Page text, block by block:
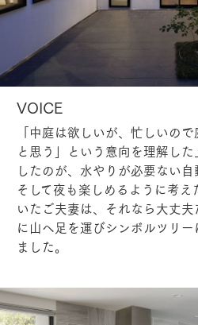
VOICE
「中庭は欲しいが、忙しいの
と思う」という意向を理解し
したのが、水やりが必要ない自
そして夜も楽しめるように考
いたご夫妻は、それなら大丈
に山へ足を運びシンボルツリ
ました。